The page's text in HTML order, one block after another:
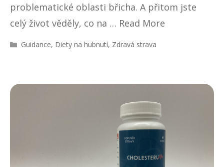
problematické oblasti břicha. A přitom jste
celý život věděly, co na … Read More
R
i
Guidance, Diety na hubnutí, Zdravá strava